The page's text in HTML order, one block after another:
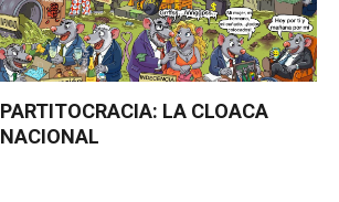
PARTITOCRACIA: LA CLOACA
NACIONAL